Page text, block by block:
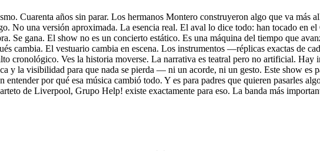
Cuarenta años sin parar. Los hermanos Montero construyeron algo que va más
No una versión aproximada. La esencia real. El aval lo dice todo: han tocado en
Se gana. El show no es un concierto estático. Es una máquina del tiempo que
cambia. El vestuario cambia en escena. Los instrumentos —réplicas exactas de
cronológico. Ves la historia moverse. La narrativa es teatral pero no artificial. Hay
y la visibilidad para que nada se pierda — ni un acorde, ni un gesto. Este show es
entender por qué esa música cambió todo. Y es para padres que quieren pasarles
de Liverpool, Grupo Help! existe exactamente para eso. La banda más